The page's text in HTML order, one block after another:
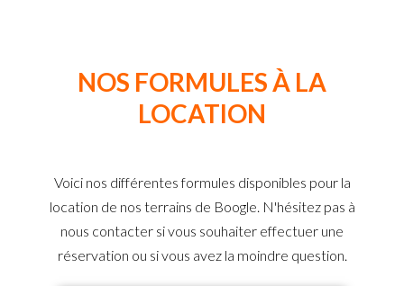
NOS FORMULES À LA
LOCATION
Voici nos différentes formules disponibles pour la
location de nos terrains de Boogle. N'hésitez pas à
nous contacter si vous souhaiter effectuer une
réservation ou si vous avez la moindre question.